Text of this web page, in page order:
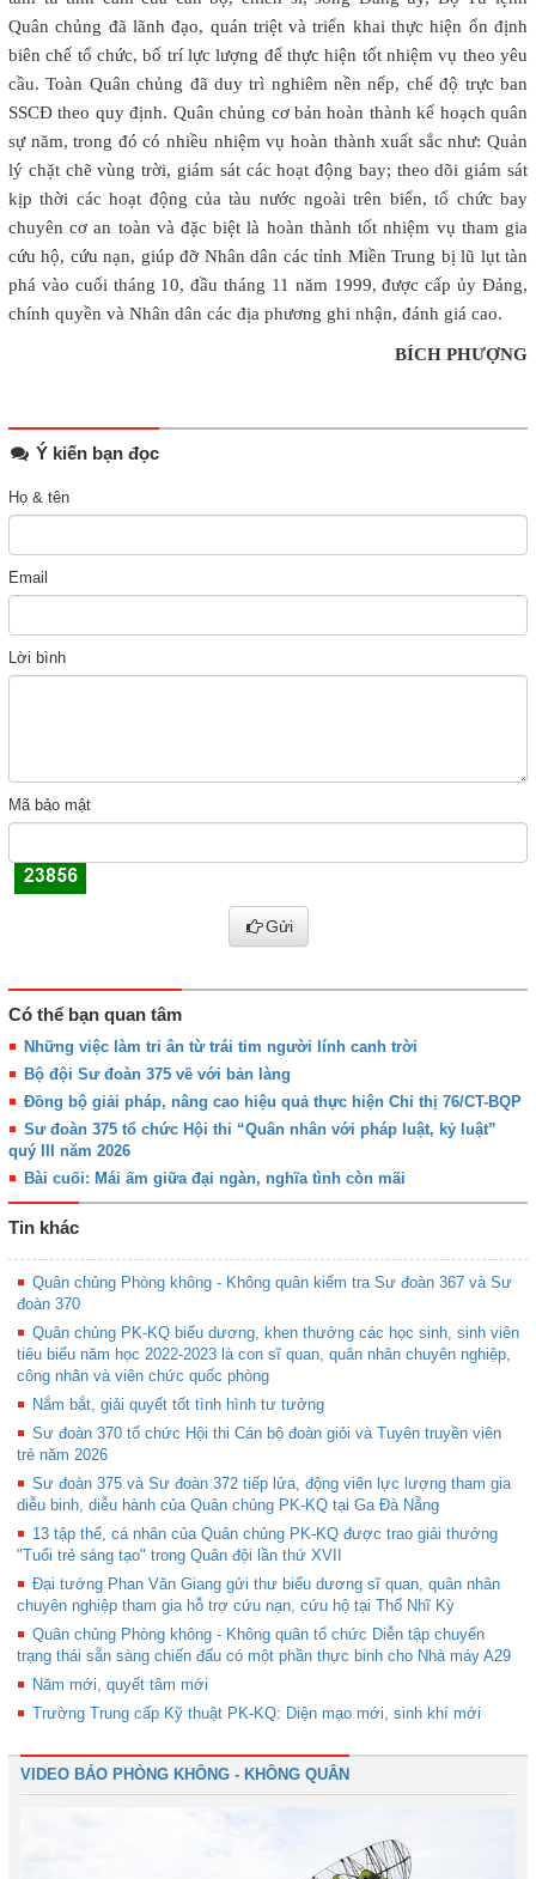
Quân chủng đã lãnh đạo, quán triệt và triển khai thực hiện ổn định
biên chế tổ chức, bố trí lực lượng để thực hiện tốt nhiệm vụ theo yêu
cầu. Toàn Quân chủng đã duy trì nghiêm nền nếp, chế độ trực ban
SSCĐ theo quy định. Quân chủng cơ bản hoàn thành kế hoạch quân
sự năm, trong đó có nhiều nhiệm vụ hoàn thành xuất sắc như: Quản
lý chặt chẽ vùng trời, giám sát các hoạt động bay; theo dõi giám sát
kịp thời các hoạt động của tàu nước ngoài trên biển, tổ chức bay
chuyên cơ an toàn và đặc biệt là hoàn thành tốt nhiệm vụ tham gia
cứu hộ, cứu nạn, giúp đỡ Nhân dân các tỉnh Miền Trung bị lũ lụt tàn
phá vào cuối tháng 10, đầu tháng 11 năm 1999, được cấp ủy Đảng,
chính quyền và Nhân dân các địa phương ghi nhận, đánh giá cao.
BÍCH PHƯỢNG
Ý kiến bạn đọc
Họ & tên
Email
Lời bình
Mã bảo mật
Gửi
Có thể bạn quan tâm
Những việc làm tri ân từ trái tim người lính canh trời
Bộ đội Sư đoàn 375 về với bản làng
Đồng bộ giải pháp, nâng cao hiệu quả thực hiện Chỉ thị 76/CT-BQP
Sư đoàn 375 tổ chức Hội thi “Quân nhân với pháp luật, kỷ luật”
quý III năm 2026
Bài cuối: Mái ấm giữa đại ngàn, nghĩa tình còn mãi
Tin khác
Quân chủng Phòng không - Không quân kiểm tra Sư đoàn 367 và Sư
đoàn 370
Quân chủng PK-KQ biểu dương, khen thưởng các học sinh, sinh viên
tiêu biểu năm học 2022-2023 là con sĩ quan, quân nhân chuyên nghiệp,
công nhân và viên chức quốc phòng
Nắm bắt, giải quyết tốt tình hình tư tưởng
Sư đoàn 370 tổ chức Hội thi Cán bộ đoàn giỏi và Tuyên truyền viên
trẻ năm 2026
Sư đoàn 375 và Sư đoàn 372 tiếp lửa, động viên lực lượng tham gia
diễu binh, diễu hành của Quân chủng PK-KQ tại Ga Đà Nẵng
13 tập thể, cá nhân của Quân chủng PK-KQ được trao giải thưởng
"Tuổi trẻ sáng tạo" trong Quân đội lần thứ XVII
Đại tướng Phan Văn Giang gửi thư biểu dương sĩ quan, quân nhân
chuyên nghiệp tham gia hỗ trợ cứu nạn, cứu hộ tại Thổ Nhĩ Kỳ
Quân chủng Phòng không - Không quân tổ chức Diễn tập chuyển
trạng thái sẵn sàng chiến đấu có một phần thực binh cho Nhà máy A29
Năm mới, quyết tâm mới
Trường Trung cấp Kỹ thuật PK-KQ: Diện mạo mới, sinh khí mới
VIDEO BÁO PHÒNG KHÔNG - KHÔNG QUÂN